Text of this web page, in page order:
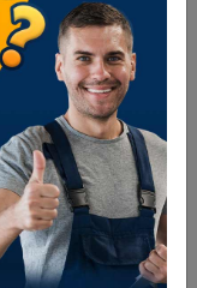
TON
carga.